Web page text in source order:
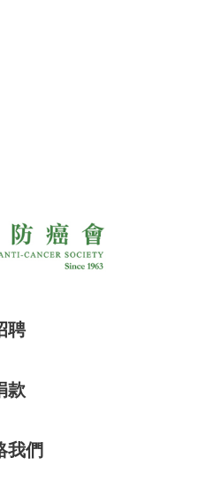
聘
款
我們